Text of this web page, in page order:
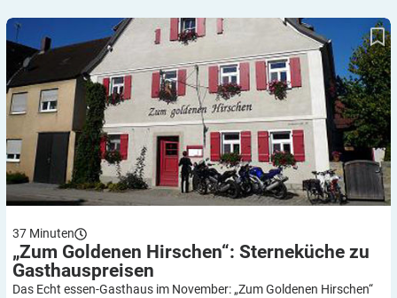
„Zum Goldenen Hirschen“: Sterneküche zu Gasthauspreisen
37 Minuten
„Zum Goldenen Hirschen“: Sterneküche zu
Gasthauspreisen
Das Echt essen-Gasthaus im November: „Zum Goldenen Hirschen“